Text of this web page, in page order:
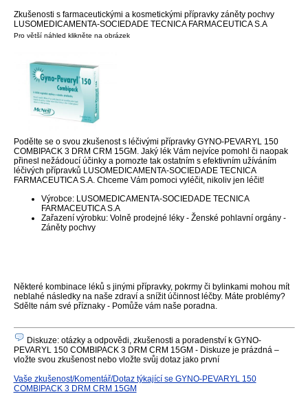
Zkušenosti s farmaceutickými a kosmetickými přípravky záněty pochvy
LUSOMEDICAMENTA-SOCIEDADE TECNICA FARMACEUTICA S.A
Pro větší náhled klikněte na obrázek
Podělte se o svou zkušenost s léčivými přípravky GYNO-PEVARYL 150
COMBIPACK 3 DRM CRM 15GM. Jaký lék Vám nejvíce pomohl či naopak
přinesl nežádoucí účinky a pomozte tak ostatním s efektivním užíváním
léčivých přípravků LUSOMEDICAMENTA-SOCIEDADE TECNICA
FARMACEUTICA S.A. Chceme Vám pomoci vyléčit, nikoliv jen léčit!
Výrobce: LUSOMEDICAMENTA-SOCIEDADE TECNICA
FARMACEUTICA S.A
Zařazení výrobku: Volně prodejné léky - Ženské pohlavní orgány -
Záněty pochvy
Některé kombinace léků s jinými přípravky, pokrmy či bylinkami mohou mít
neblahé následky na naše zdraví a snížit účinnost léčby. Máte problémy?
Sdělte nám své příznaky - Pomůže vám naše poradna.
Diskuze: otázky a odpovědi, zkušenosti a poradenství k GYNO-
PEVARYL 150 COMBIPACK 3 DRM CRM 15GM - Diskuze je prázdná –
vložte svou zkušenost nebo vložte svůj dotaz jako první
Vaše zkušenost/Komentář/Dotaz týkající se GYNO-PEVARYL 150
COMBIPACK 3 DRM CRM 15GM